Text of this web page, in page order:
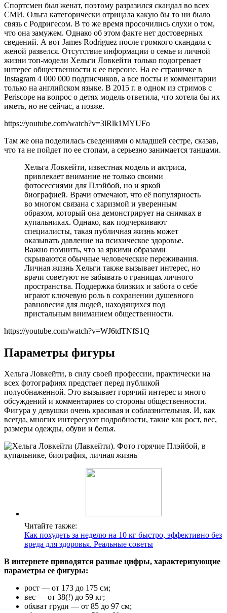
Спортсмен был женат, поэтому разразился скандал во всех
СМИ. Ольга категорически отрицала какую бы то ни было
связь с Родригесом. В то же время просочились слухи о том,
что она замужем. Однако об этом факте нет достоверных
сведений. А вот James Rodriguez после громкого скандала с
женой развелся. Отсутствие информации о семье и личной
жизни топ-модели Хельги Ловкейти только подогревает
интерес общественности к ее персоне. На ее страничке в
Instagram 4 000 000 подписчиков, а все посты и комментарии
только на английском языке. В 2015 г. в одном из стримов с
Periscope на вопрос о детях модель ответила, что хотела бы их
иметь, но не сейчас, а позже.
https://youtube.com/watch?v=3lRlk1MYUFo
Там же она поделилась сведениями о младшей сестре, сказав,
что та не пойдет по ее стопам, а серьезно занимается танцами.
Хельга Ловкейти, известная модель и актриса,
привлекает внимание не только своими
фотосессиями для Плэйбой, но и яркой
биографией. Врачи отмечают, что её популярность
во многом связана с харизмой и уверенным
образом, который она демонстрирует на снимках в
купальниках. Однако, как подчеркивают
специалисты, такая публичная жизнь может
оказывать давление на психическое здоровье.
Важно помнить, что за яркими образами
скрываются обычные человеческие переживания.
Личная жизнь Хельги также вызывает интерес, но
врачи советуют не забывать о границах личного
пространства. Поддержка близких и забота о себе
играют ключевую роль в сохранении душевного
равновесия для людей, находящихся под
пристальным вниманием общественности.
https://youtube.com/watch?v=WJ6tdTNfS1Q
Параметры фигуры
Хельга Ловкейти, в силу своей профессии, практически на
всех фотографиях предстает перед публикой
полуобнаженной. Это вызывает горячий интерес и много
обсуждений и комментариев со стороны общественности.
Фигура у девушки очень красивая и соблазнительная. И, как
всегда, многих интересуют подробности, такие как рост, вес,
размеры одежды, обуви и белья.
Читайте также:
Как похудеть за неделю на 10 кг быстро, эффективно без
вреда для здоровья. Реальные советы
В интернете приводятся разные цифры, характеризующие
параметры ее фигуры:
рост — от 173 до 175 см;
вес — от 38(!) до 59 кг;
обхват груди — от 85 до 97 см;